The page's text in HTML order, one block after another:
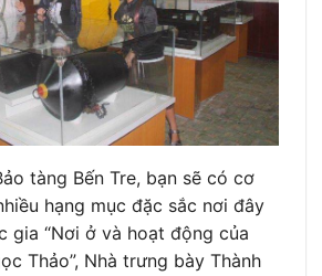
tàng Bến Tre, bạn sẽ có cơ
hạng mục đặc sắc nơi đây
gia “Nơi ở và hoạt động của
Thảo”, Nhà trưng bày Thành